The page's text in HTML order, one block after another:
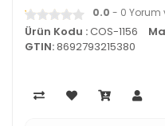
0.0 - 0 Yorum
Ürün Kodu :COS-1156
GTIN:8692793215380